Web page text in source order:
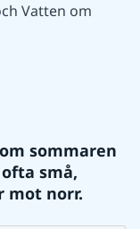
Vatten om
sommaren
små,
mot norr.